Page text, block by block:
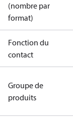
(nombre par
format)
Fonction du
contact
Groupe de
produits